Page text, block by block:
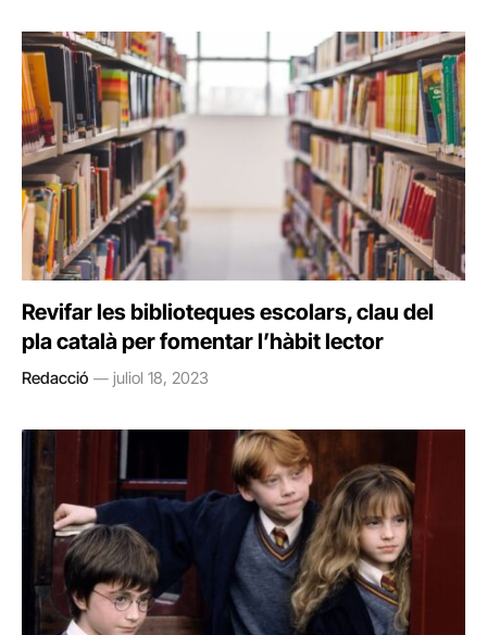
Revifar les biblioteques escolars, clau del
pla català per fomentar l’hàbit lector
Redacció juliol 18, 2023